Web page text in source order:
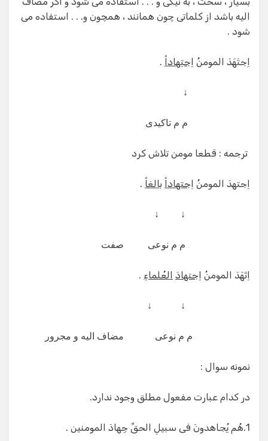
الیه باشد از کلماتی چون همانند ، همچون و. . . استفاده می
شود .
اِجتَهَدَ المومنُ اِجتِهاداً .
↓
م م تاکیدی
ترجمه : قطعا مومن تلاش کرد
اِجتهدَ المومنُ اِجتهاداً بالغاً .
↓ ↓
م م نوعی صفت
اِتَهَدَ المومنُ اِجتهادَ العُلماءِ .
↓ ↓
م م نوعی مضاف الیه و مجرور
نمونه سوال :
در کدام عبارت مفعول مطلق وجود ندارد.
1.هُم یُجاهدونَ فی سبیلِ الحقِّ جِهادَ المومنین .